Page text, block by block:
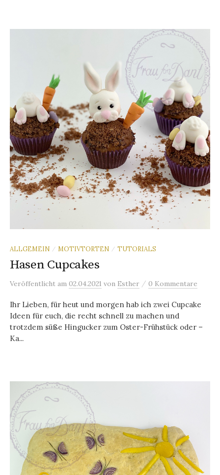
ALLGEMEIN / MOTIVTORTEN / TUTORIALS
Hasen Cupcakes
Veröffentlicht am 02.04.2021 von Esther / 0 Kommentare
Ihr Lieben, für heut und morgen hab ich zwei Cupcake
Ideen für euch, die recht schnell zu machen und
trotzdem süße Hingucker zum Oster-Frühstück oder –
Ka...